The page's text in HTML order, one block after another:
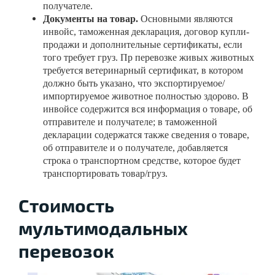
получателе.
Документы на товар. Основными являются
инвойс, таможенная декларация, договор купли-
продажи и дополнительные сертификаты, если
того требует груз. Пр перевозке живых животных
требуется ветеринарный сертификат, в котором
должно быть указано, что экспортируемое/
импортируемое животное полностью здорово. В
инвойсе содержится вся информация о товаре, об
отправителе и получателе; в таможенной
декларации содержатся также сведения о товаре,
об отправителе и о получателе, добавляется
строка о транспортном средстве, которое будет
транспортировать товар/груз.
Стоимость
мультимодальных
перевозок